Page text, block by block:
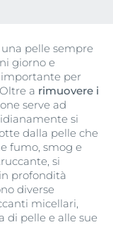
pelle sempre
giorno e
importante per
a rimuovere i
serve ad
si
dalla pelle che
fumo, smog e
si
profondità
diverse
micellari,
di pelle e alle sue